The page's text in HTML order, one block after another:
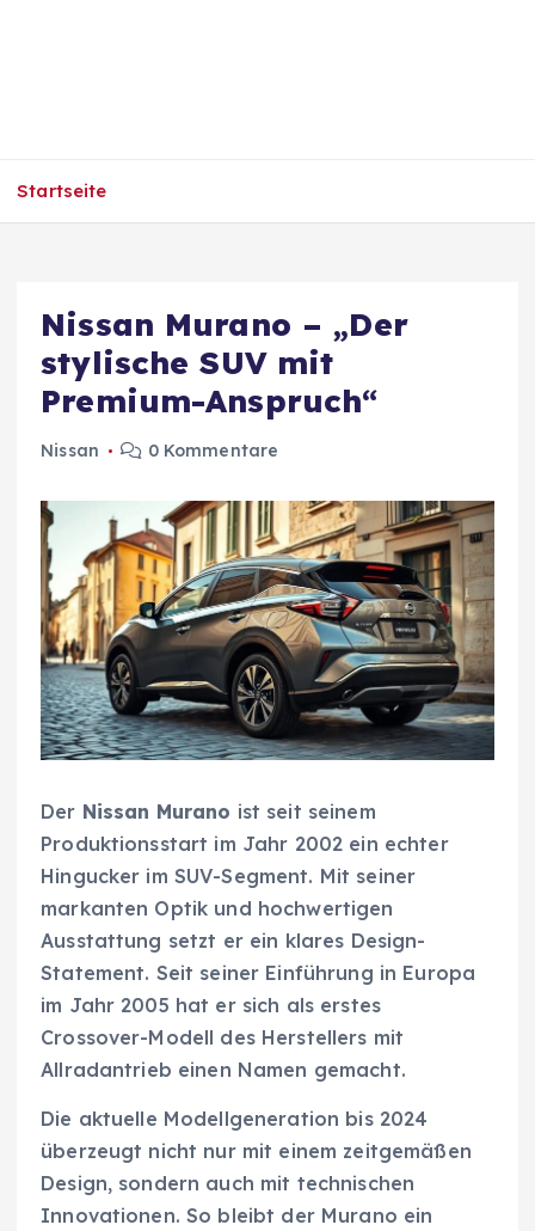
Startseite
Nissan Murano – „Der
stylische SUV mit
Premium-Anspruch“
Nissan 0 Kommentare
Der Nissan Murano ist seit seinem
Produktionsstart im Jahr 2002 ein echter
Hingucker im SUV-Segment. Mit seiner
markanten Optik und hochwertigen
Ausstattung setzt er ein klares Design-
Statement. Seit seiner Einführung in Europa
im Jahr 2005 hat er sich als erstes
Crossover-Modell des Herstellers mit
Allradantrieb einen Namen gemacht.
Die aktuelle Modellgeneration bis 2024
überzeugt nicht nur mit einem zeitgemäßen
Design, sondern auch mit technischen
Innovationen. So bleibt der Murano ein